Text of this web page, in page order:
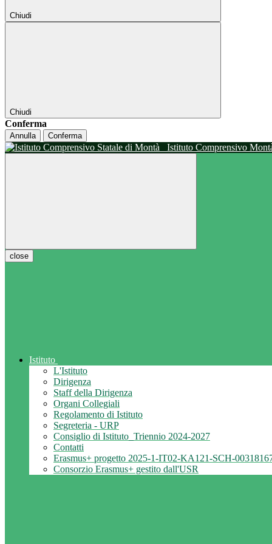
Chiudi
Chiudi
Conferma
Annulla Conferma
Istituto Comprensivo
close
Istituto
L'Istituto
Dirigenza
Staff della Dirigenza
Organi Collegiali
Regolamento di Istituto
Segreteria - URP
Consiglio di Istituto_Triennio 2024-2027
Contatti
Erasmus+ progetto 2025-1-IT02-KA121-SCH-
Consorzio Erasmus+ gestito dall'USR